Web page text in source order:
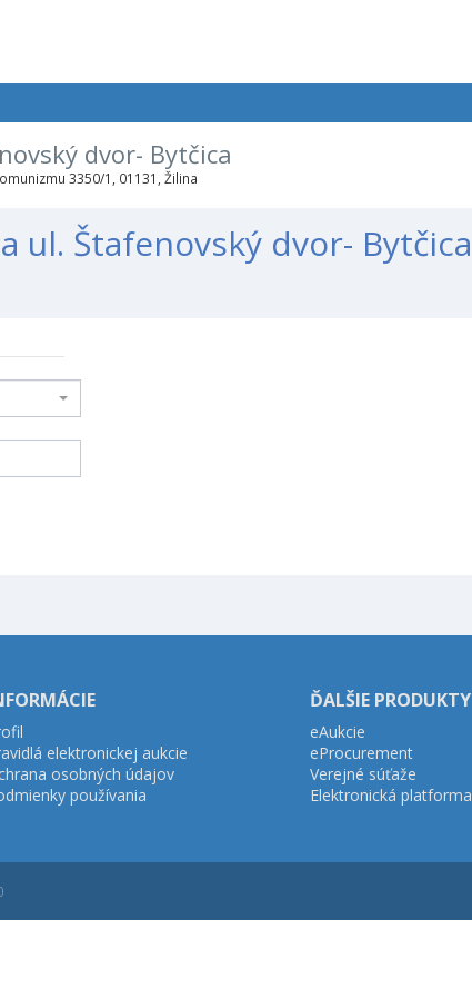
dvor- Bytčica
3350/1, 01131, Žilina
ul. Štafenovský dvor- Bytčica
elektronickej aukcie
osobných údajov
používania
ĎALŠIE PRODUKTY
eAukcie
eProcurement
Verejné súťaže
Elektronická platforma